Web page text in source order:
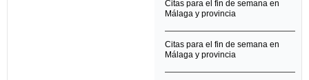
Citas para el fin de semana en
Málaga y provincia
Citas para el fin de semana en
Málaga y provincia